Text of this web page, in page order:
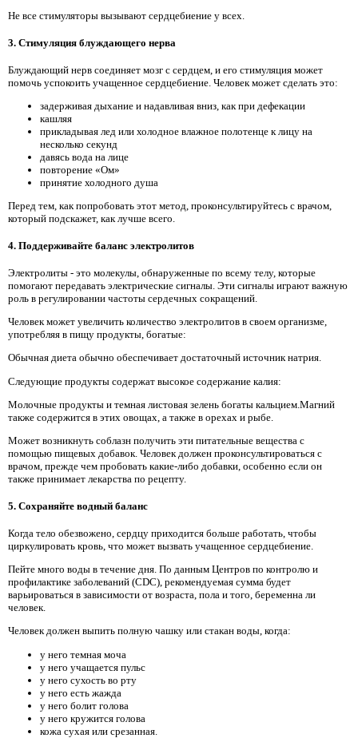
Не все стимуляторы вызывают сердцебиение у всех.
3. Стимуляция блуждающего нерва
Блуждающий нерв соединяет мозг с сердцем, и его стимуляция может
помочь успокоить учащенное сердцебиение. Человек может сделать это:
задерживая дыхание и надавливая вниз, как при дефекации
кашляя
прикладывая лед или холодное влажное полотенце к лицу на
несколько секунд
давясь вода на лице
повторение «Ом»
принятие холодного душа
Перед тем, как попробовать этот метод, проконсультируйтесь с врачом,
который подскажет, как лучше всего.
4. Поддерживайте баланс электролитов
Электролиты - это молекулы, обнаруженные по всему телу, которые
помогают передавать электрические сигналы. Эти сигналы играют важную
роль в регулировании частоты сердечных сокращений.
Человек может увеличить количество электролитов в своем организме,
употребляя в пищу продукты, богатые:
Обычная диета обычно обеспечивает достаточный источник натрия.
Следующие продукты содержат высокое содержание калия:
Молочные продукты и темная листовая зелень богаты кальцием.Магний
также содержится в этих овощах, а также в орехах и рыбе.
Может возникнуть соблазн получить эти питательные вещества с
помощью пищевых добавок. Человек должен проконсультироваться с
врачом, прежде чем пробовать какие-либо добавки, особенно если он
также принимает лекарства по рецепту.
5. Сохраняйте водный баланс
Когда тело обезвожено, сердцу приходится больше работать, чтобы
циркулировать кровь, что может вызвать учащенное сердцебиение.
Пейте много воды в течение дня. По данным Центров по контролю и
профилактике заболеваний (CDC), рекомендуемая сумма будет
варьироваться в зависимости от возраста, пола и того, беременна ли
человек.
Человек должен выпить полную чашку или стакан воды, когда:
у него темная моча
у него учащается пульс
у него сухость во рту
у него есть жажда
у него болит голова
у него кружится голова
кожа сухая или срезанная.